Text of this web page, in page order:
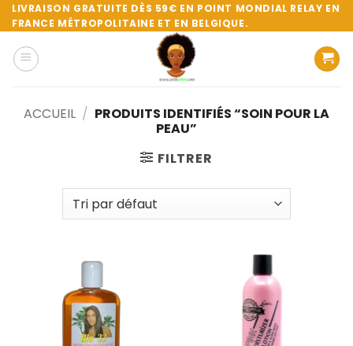
Passer
au
contenu
LIVRAISON GRATUITE DÈS 59€ EN POINT MONDIAL RELAY EN
FRANCE MÉTROPOLITAINE ET EN BELGIQUE.
ACCUEIL / PRODUITS IDENTIFIÉS “SOIN POUR LA
PEAU”
FILTRER